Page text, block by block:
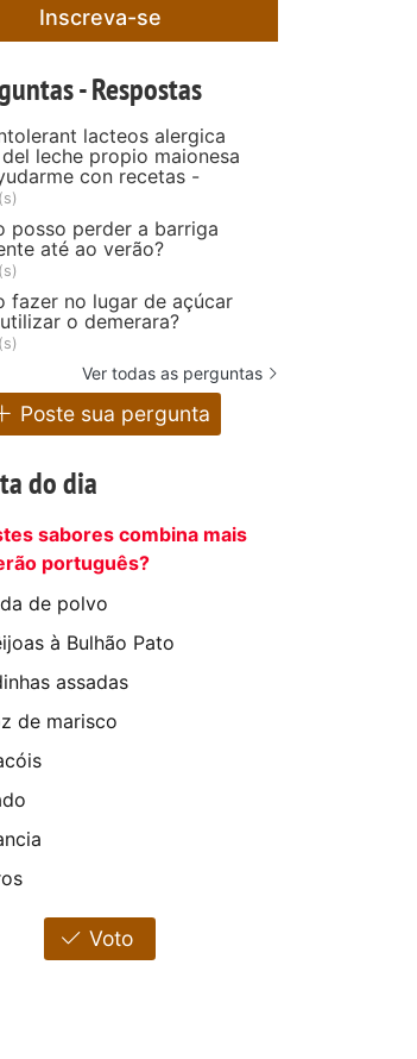
Inscreva-se
- Respostas
lacteos alergica
leche propio maionesa
con recetas -
posso perder a barriga
até ao verão?
fazer no lugar de açúcar
o demerara?
Ver todas as perguntas
Poste sua pergunta
do dia
sabores combina mais
português?
de polvo
à Bulhão Pato
assadas
de marisco
Voto